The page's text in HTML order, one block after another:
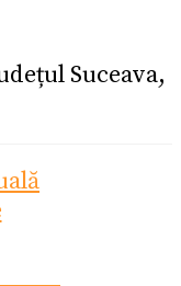
Suceava,